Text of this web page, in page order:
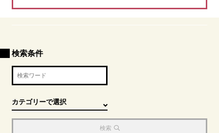
検索条件
検索